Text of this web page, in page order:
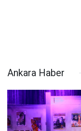
Ankara Haber